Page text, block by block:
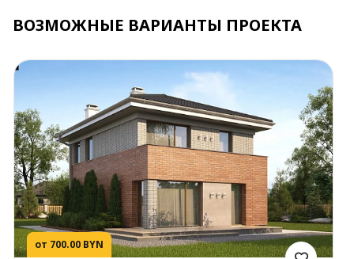
ВОЗМОЖНЫЕ ВАРИАНТЫ ПРОЕКТА
от 700.00 BYN